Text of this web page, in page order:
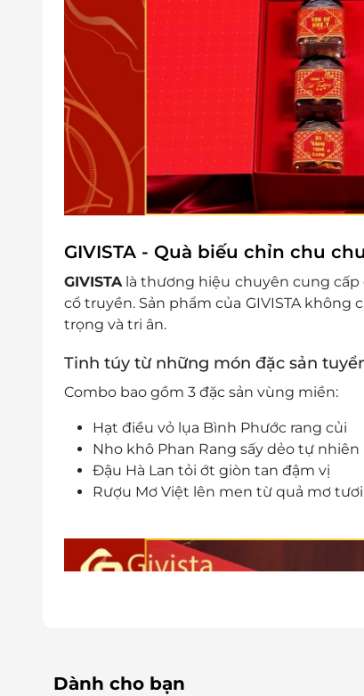
GIVISTA - Quà biếu chỉn chu
GIVISTAlà thương hiệu chuyên cung cấp
cổ truyền. Sản phẩm của GIVISTA
trọng và tri ân.
Tinh túy từ những món đặc sản
Combo bao gồm 3 đặc sản vùng miền:
Hạt điều vỏ lụa Bình Phước rang củi
Nho khô Phan Rang sấy dẻo tự nhiên
Đậu Hà Lan tỏi ớt giòn tan đậm vị
Rượu Mơ Việt lên men từ quả mơ tươi
Dành cho bạn